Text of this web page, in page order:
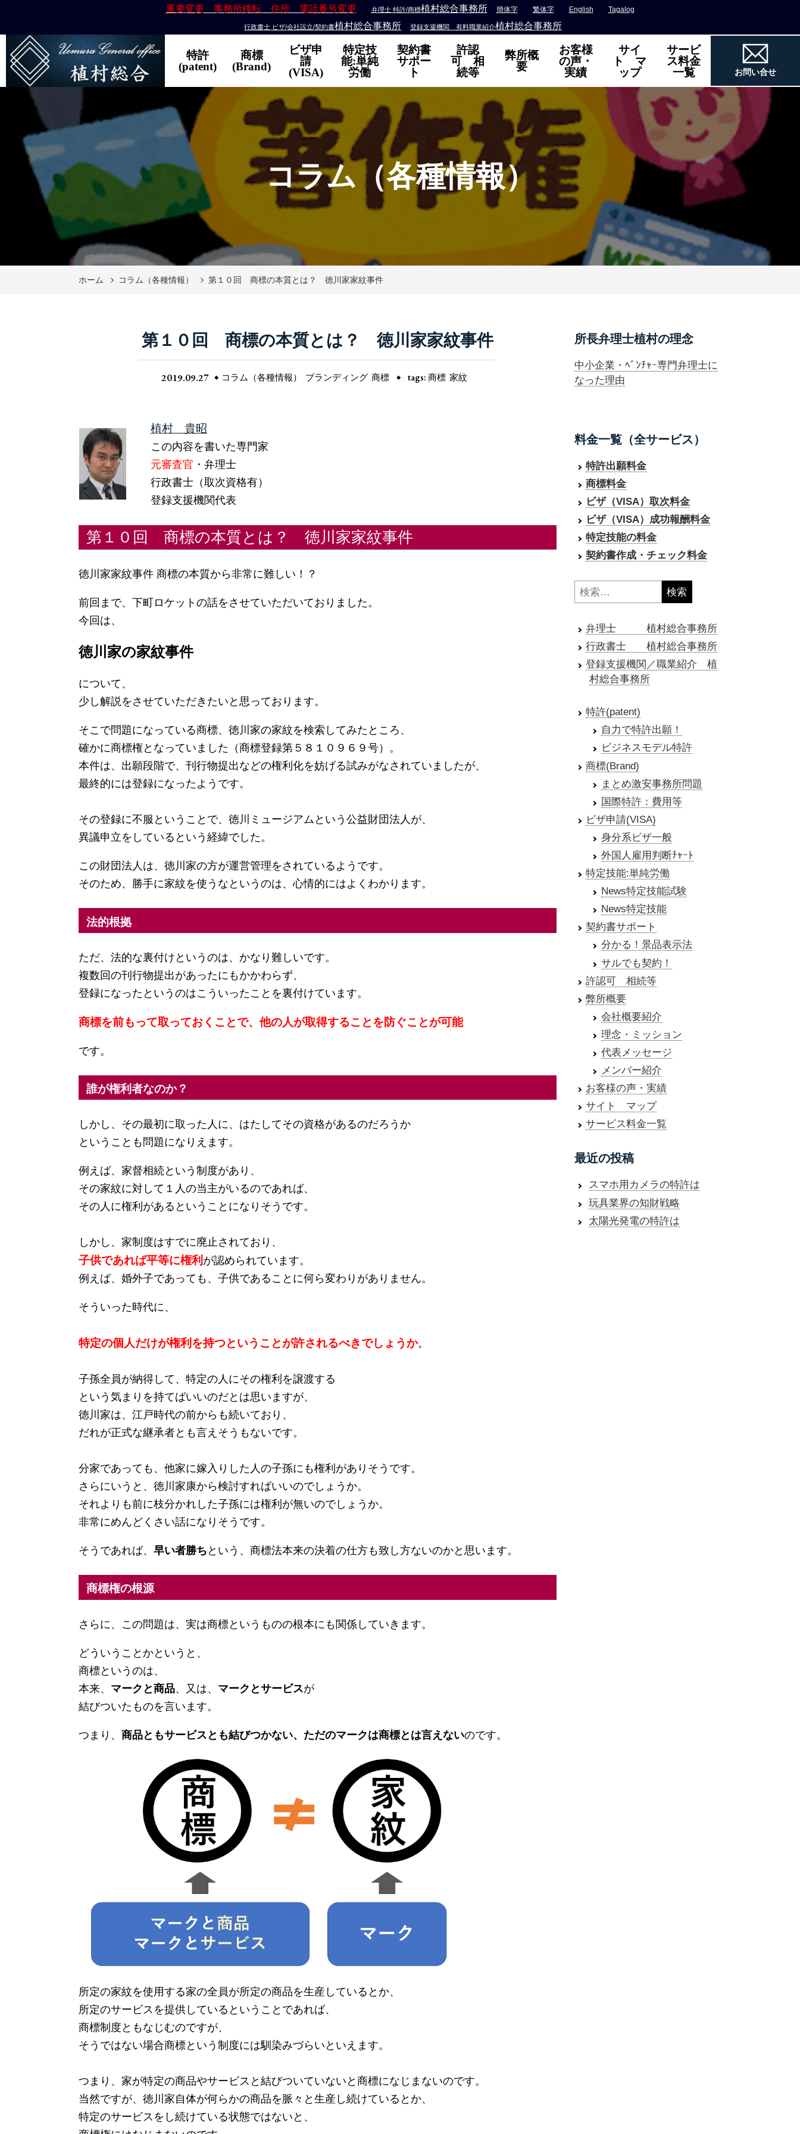
重要変更 事務所移転 住所 電話番号変更 弁理士 特許/商標植村総合事務所 簡体字 繁体字 English Tagalog
行政書士 ビザ/会社設立/契約書植村総合事務所 登録支援機関 有料職業紹介植村総合事務所
特許
(patent)
商標
(Brand)
ビザ申
請
(VISA)
特定技
能:単純
労働
契約書
サポー
ト
許認
可 相
続等
弊所概
要
お客様
の声・
実績
サイ
ト マ
ップ
サービ
ス料金
一覧
お問い合せ
コラム（各種情報）
ホーム コラム（各種情報） 第１０回 商標の本質とは？ 徳川家家紋事件
第１０回 商標の本質とは？ 徳川家家紋事件
2019.09.27 コラム（各種情報） ブランディング 商標 tags:商標 家紋
植村 貴昭
この内容を書いた専門家
元審査官 ・弁理士
行政書士（取次資格有）
登録支援機関代表
第１０回 商標の本質とは？ 徳川家家紋事件
徳川家家紋事件 商標の本質から非常に難しい！？
前回まで、下町ロケットの話をさせていただいておりました。
今回は、
徳川家の家紋事件
について、
少し解説をさせていただきたいと思っております。
そこで問題になっている商標、徳川家の家紋を検索してみたところ、
確かに商標権となっていました（商標登録第５８１０９６９号）。
本件は、出願段階で、刊行物提出などの権利化を妨げる試みがなされていましたが、
最終的には登録になったようです。
その登録に不服ということで、徳川ミュージアムという公益財団法人が、
異議申立をしているという経緯でした。
この財団法人は、徳川家の方が運営管理をされているようです。
そのため、勝手に家紋を使うなというのは、心情的にはよくわかります。
法的根拠
ただ、法的な裏付けというのは、かなり難しいです。
複数回の刊行物提出があったにもかかわらず、
登録になったというのはこういったことを裏付けています。
商標を前もって取っておくことで、他の人が取得することを防ぐことが可能
です。
誰が権利者なのか？
しかし、その最初に取った人に、はたしてその資格があるのだろうか
ということも問題になりえます。
例えば、家督相続という制度があり、
その家紋に対して１人の当主がいるのであれば、
その人に権利があるということになりそうです。
しかし、家制度はすでに廃止されており、
子供であれば平等に権利 が認められています。
例えば、婚外子であっても、子供であることに何ら変わりがありません。
そういった時代に、
特定の個人だけが権利を持つということが許されるべきでしょうか。
子孫全員が納得して、特定の人にその権利を譲渡する
という気まりを持てばいいのだとは思いますが、
徳川家は、江戸時代の前からも続いており、
だれが正式な継承者とも言えそうもないです。
分家であっても、他家に嫁入りした人の子孫にも権利がありそうです。
さらにいうと、徳川家康から検討すればいいのでしょうか。
それよりも前に枝分かれした子孫には権利が無いのでしょうか。
非常にめんどくさい話になりそうです。
そうであれば、 早い者勝ち という、商標法本来の決着の仕方も致し方ないのかと思います。
商標権の根源
さらに、この問題は、実は商標というものの根本にも関係していきます。
どういうことかというと、
商標というのは、
本来、 マークと商品、又は、 マークとサービスが
結びついたものを言います。
つまり、 商品ともサービスとも結びつかない、ただのマークは商標とは言えないのです。
所定の家紋を使用する家の全員が所定の商品を生産しているとか、
所定のサービスを提供しているということであれば、
商標制度ともなじむのですが、
そうではない場合商標という制度には馴染みづらいといえます。
つまり、家が特定の商品やサービスと結びついていないと商標になじまないのです。
当然ですが、徳川家自体が何らかの商品を脈々と生産し続けているとか、
特定のサービスをし続けている状態ではないと、
所長弁理士植村の理念
中小企業・ﾍﾞﾝﾁｬｰ専門弁理士に
なった理由
料金一覧（全サービス）
特許出願料金
商標料金
ビザ（VISA）取次料金
ビザ（VISA）成功報酬料金
特定技能の料金
契約書作成・チェック料金
検
索:
弁理士 植村総合事務所
行政書士 植村総合事務所
登録支援機関／職業紹介 植
村総合事務所
特許(patent)
自力で特許出願！
ビジネスモデル特許
商標(Brand)
まとめ激安事務所問題
国際特許：費用等
ビザ申請(VISA)
身分系ビザ一般
外国人雇用判断ﾁｬｰﾄ
特定技能:単純労働
News特定技能試験
News特定技能
契約書サポート
分かる！景品表示法
サルでも契約！
許認可 相続等
弊所概要
会社概要紹介
理念・ミッション
代表メッセージ
メンバー紹介
お客様の声・実績
サイト マップ
サービス料金一覧
最近の投稿
スマホ用カメラの特許は
玩具業界の知財戦略
太陽光発電の特許は